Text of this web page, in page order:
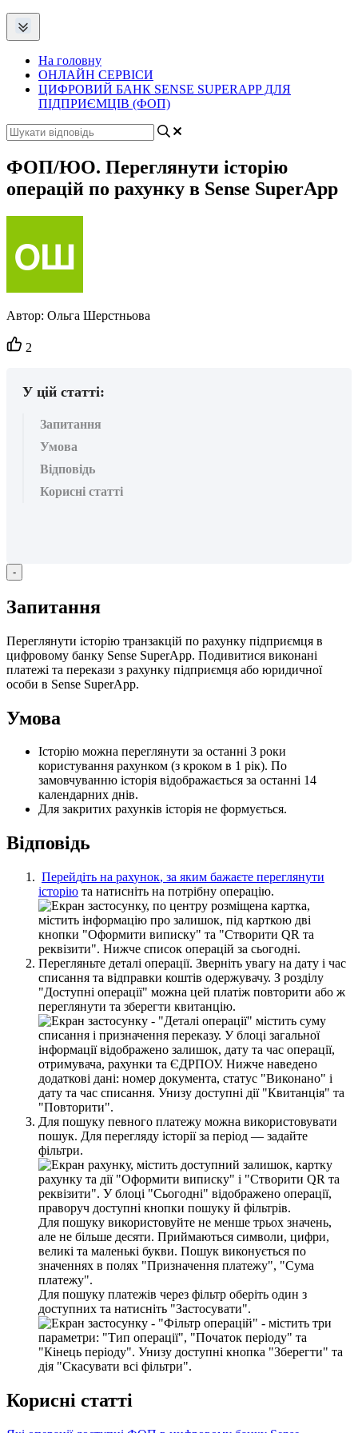
На головну
ОНЛАЙН СЕРВІСИ
ЦИФРОВИЙ БАНК SENSE SUPERAPP ДЛЯ
ПІДПРИЄМЦІВ (ФОП)
ФОП/ЮО. Переглянути історію
операцій по рахунку в Sense SuperApp
Автор: Ольга Шерстньова
Кількість
вподобайок:
2
У цій статті:
Запитання
Умова
Відповідь
Корисні статті
-
Запитання
Переглянути історію транзакцій по рахунку підприємця в
цифровому банку Sense SuperApp. Подивитися виконані
платежі та перекази з рахунку підприємця або юридичної
особи в Sense SuperApp.
Умова
Історію можна переглянути за останні 3 роки
користування рахунком (з кроком в 1 рік). По
замовчуванню історія відображається за останні 14
календарних днів.
Для закритих рахунків історія не формується.
Відповідь
Перейдіть на рахунок, за яким бажаєте переглянути
історію та натисніть на потрібну операцію.
Перегляньте деталі операції. Зверніть увагу на дату і час
списання та відправки коштів одержувачу. З розділу
"Доступні операції" можна цей платіж повторити або ж
переглянути та зберегти квитанцію.
Для пошуку певного платежу можна використовувати
пошук. Для перегляду історії за період — задайте
фільтри.
Для пошуку використовуйте не менше трьох значень,
але не більше десяти. Приймаються символи, цифри,
великі та маленькі букви. Пошук виконується по
значеннях в полях "Призначення платежу", "Сума
платежу".
Для пошуку платежів через фільтр оберіть один з
доступних та натисніть "Застосувати".
Корисні статті